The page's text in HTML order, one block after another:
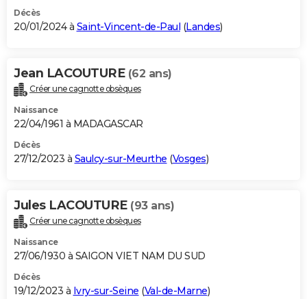
Décès
20/01/2024 à Saint-Vincent-de-Paul (Landes)
Jean LACOUTURE (62 ans)
Créer une cagnotte obsèques
Naissance
22/04/1961 à MADAGASCAR
Décès
27/12/2023 à Saulcy-sur-Meurthe (Vosges)
Jules LACOUTURE (93 ans)
Créer une cagnotte obsèques
Naissance
27/06/1930 à SAIGON VIET NAM DU SUD
Décès
19/12/2023 à Ivry-sur-Seine (Val-de-Marne)